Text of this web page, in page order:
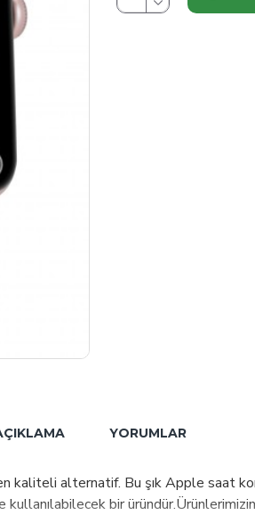
YORUMLAR
alternatif. Bu şık Apple saat
bir